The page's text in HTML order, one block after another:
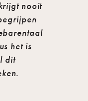
nooit
het is
dit